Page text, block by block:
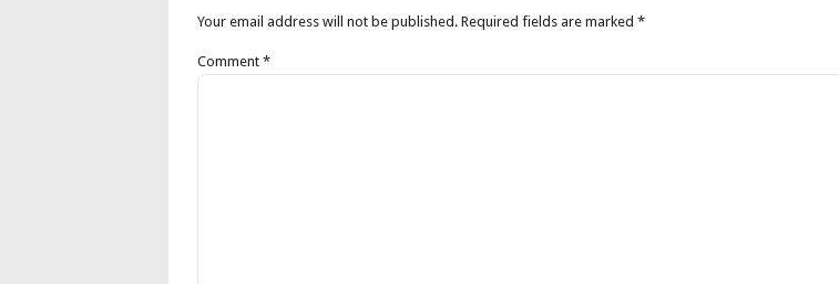
Your email address will not be published. Required fields are marked *
Comment *